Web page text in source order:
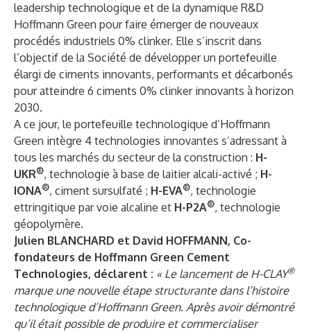
leadership technologique et de la dynamique R&D
Hoffmann Green pour faire émerger de nouveaux
procédés industriels 0% clinker. Elle s’inscrit dans
l’objectif de la Société de développer un portefeuille
élargi de ciments innovants, performants et décarbonés
pour atteindre 6 ciments 0% clinker innovants à horizon
2030.
A ce jour, le portefeuille technologique d’Hoffmann
Green intègre 4 technologies innovantes s’adressant à
tous les marchés du secteur de la construction : H-
UKR®, technologie à base de laitier alcali-activé ; H-
IONA®, ciment sursulfaté ; H-EVA®, technologie
ettringitique par voie alcaline et H-P2A®, technologie
géopolymère.
Julien BLANCHARD et David HOFFMANN, Co-
fondateurs de Hoffmann Green Cement
Technologies, déclarent : « Le lancement de H-CLAY®
marque une nouvelle étape structurante dans l’histoire
technologique d’Hoffmann Green. Après avoir démontré
qu’il était possible de produire et commercialiser